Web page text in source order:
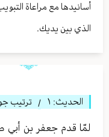
أسانيدها مع مراعاة
الذي بين يديك.
الحديث: ١ / ترتيب
لمّا قدم جعفر بن أبي